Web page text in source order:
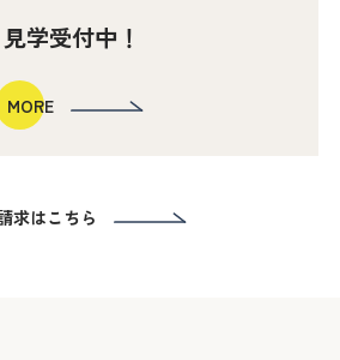
見学受付中！
MORE
求はこちら